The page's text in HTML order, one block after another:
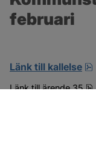
februari
Länk till kallelse
Länk till ärende 35